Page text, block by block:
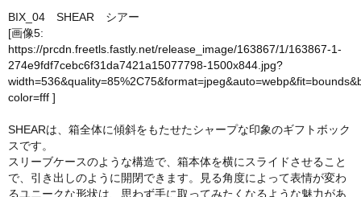
BIX_04 SHEAR シアー
[画像5:
https://prcdn.freetls.fastly.net/release_image/163867/1/163867-1-
274e9fdf7cebc6f31da7421a15077798-1500x844.jpg?
color=fff ]
SHEARは、箱全体に傾斜をもたせたシャープな印象のギフトボック
スです。
スリーブケースのような構造で、箱本体を横にスライドさせること
で、引き出しのように開閉できます。見る角度によって表情が変わ
るユニークな形状は、思わず手に取ってみたくなるような魅力があ